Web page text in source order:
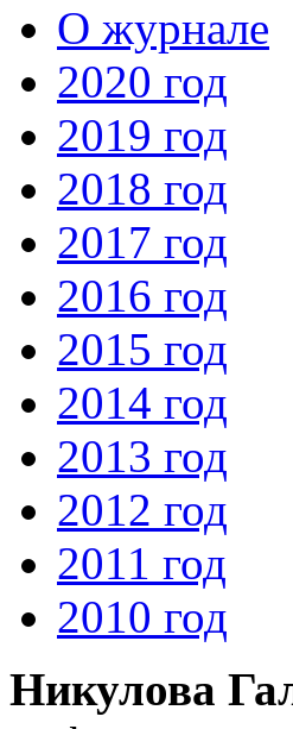
О журнале
2020 год
2019 год
2018 год
2017 год
2016 год
2015 год
2014 год
2013 год
2012 год
2011 год
2010 год
Никулова